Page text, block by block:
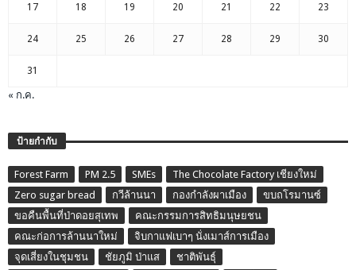
17 18 19 20 21 22 23
24 25 26 27 28 29 30
31
« ก.ค.
ป้ายกำกับ
Forest Farm PM 2.5 SMEs
The Chocolate Factory เชียงใหม่
Zero sugar bread
กวีล้านนา กองกำลังผาเมือง
ขบถโรมานซ์
ขอคืนพื้นที่ป่าดอยสุเทพ
คณะกรรมการสิทธิมนุษยชน
คณะก่อการล้านนาใหม่
จิบกาแฟเบาๆ นั่งเมาส์การเมือง
จุดเสี่ยงในชุมชน
ชัยภูมิ ป่าแส
ชาติพันธุ์